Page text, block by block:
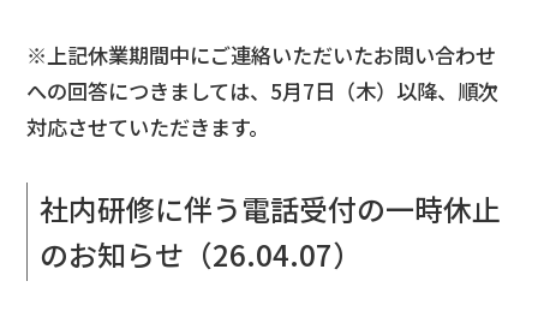
※上記休業期間中にご連絡いただいたお問い合わせ
への回答につきましては、5月7日（木）以降、順次
対応させていただきます。
社内研修に伴う電話受付の一時休止
のお知らせ（26.04.07）